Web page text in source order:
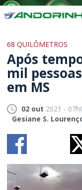
68 QUILÔMETROS
Após
mil
em MS
02 out 2021 -
Gesiane S.